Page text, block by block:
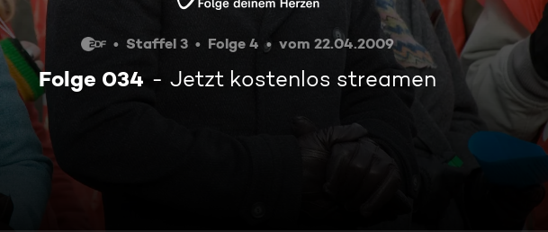
Staffel 3 Folge 4 vom 22.04.2009
Folge 034 Jetzt kostenlos streamen